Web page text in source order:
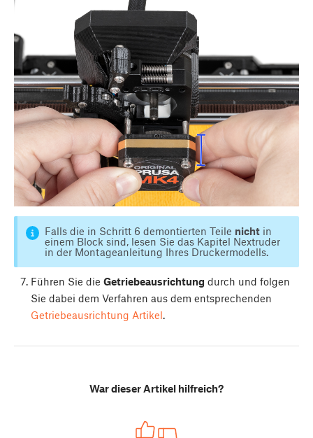
Falls die in Schritt 6 demontierten Teile nichtin
einem Block sind, lesen Sie das Kapitel Nextruder
in der Montageanleitung Ihres Druckermodells.
Führen Sie die Getriebeausrichtung durch und folgen
Sie dabei dem Verfahren aus dem entsprechenden
Getriebeausrichtung Artikel.
War dieser Artikel hilfreich?